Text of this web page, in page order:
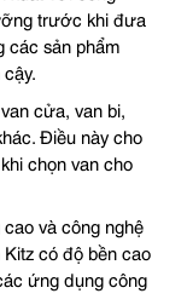
trước khi đưa
các sản phẩm
cửa, van bi,
Điều này cho
chọn van cho
và công nghệ
có độ bền cao
ứng dụng công